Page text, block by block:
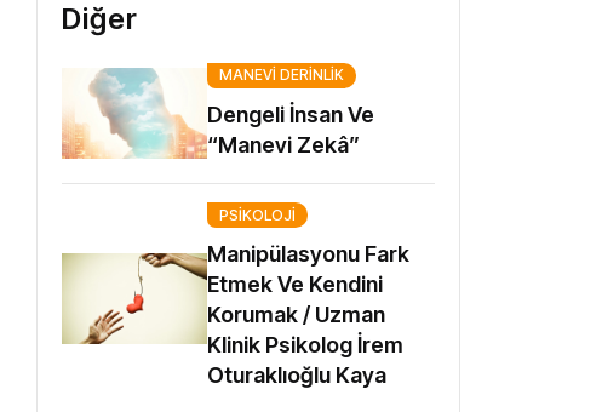
Diğer
MANEVI DERINLIK
Dengeli İnsan Ve
“Manevi Zekâ”
PSIKOLOJI
Manipülasyonu Fark
Etmek Ve Kendini
Korumak / Uzman
Klinik Psikolog İrem
Oturaklıoğlu Kaya